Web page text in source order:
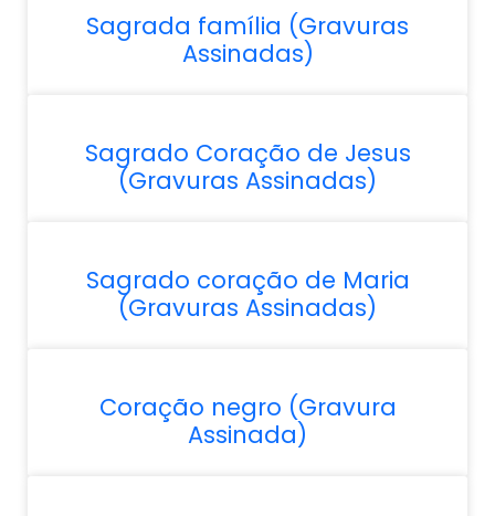
Sagrada família (Gravuras
Assinadas)
Sagrado Coração de Jesus
(Gravuras Assinadas)
Sagrado coração de Maria
(Gravuras Assinadas)
Coração negro (Gravura
Assinada)